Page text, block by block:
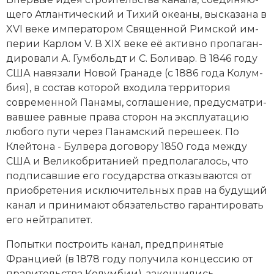
ще­го Ат­лан­ти­че­ский и Ти­хий океа­ны, вы­ска­за­на в
XVI веке им­пе­ра­то­ром Свя­щен­ной Римской им­
пе­рии Кар­лом V. В XIX веке её ак­тив­но про­па­ган­
ди­ро­ва­ли А. Гум­больдт и С. Бо­ли­вар. В 1846 году
США на­вя­за­ли Но­вой Гра­на­де (с 1886 года Ко­лум­
бия), в со­став ко­то­рой вхо­ди­ла тер­ри­то­рия
современной Па­на­мы, со­гла­ше­ние, пре­ду­смат­ри­
вав­шее рав­ные пра­ва сто­рон на экс­плуа­та­цию
лю­бо­го пу­ти че­рез Па­нам­ский пе­ре­ше­ек. По
Клей­то­на - Бул­ве­ра до­го­во­ру 1850 года ме­ж­ду
США и Ве­ли­ко­бри­та­ни­ей пред­по­ла­га­лось, что
под­пи­сав­шие его го­су­дар­ст­ва от­ка­зы­ва­ют­ся от
при­об­ре­те­ния ис­клю­чительных прав на бу­ду­щий
ка­нал и при­ни­ма­ют обя­за­тель­ст­во га­ран­ти­ро­вать
его ней­тра­ли­тет.
Попытки построить канал, пред­при­ня­тые
Францией (в 1878 году получила кон­цессию от